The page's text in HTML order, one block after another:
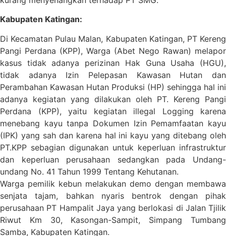
Kabupaten Katingan:
Di Kecamatan Pulau Malan, Kabupaten Katingan, PT Kereng
Pangi Perdana (KPP), Warga (Abet Nego Rawan) melapor
kasus tidak adanya perizinan Hak Guna Usaha (HGU),
tidak adanya Izin Pelepasan Kawasan Hutan dan
Perambahan Kawasan Hutan Produksi (HP) sehingga hal ini
adanya kegiatan yang dilakukan oleh PT. Kereng Pangi
Perdana (KPP), yaitu kegiatan illegal Logging karena
menebang kayu tanpa Dokumen Izin Pemamfaatan kayu
(IPK) yang sah dan karena hal ini kayu yang ditebang oleh
PT.KPP sebagian digunakan untuk keperluan infrastruktur
dan keperluan perusahaan sedangkan pada Undang-
undang No. 41 Tahun 1999 Tentang Kehutanan.
Warga pemilik kebun melakukan demo dengan membawa
senjata tajam, bahkan nyaris bentrok dengan pihak
perusahaan PT Hampalit Jaya yang berlokasi di Jalan Tjilik
Riwut Km 30, Kasongan-Sampit, Simpang Tumbang
Samba, Kabupaten Katingan.